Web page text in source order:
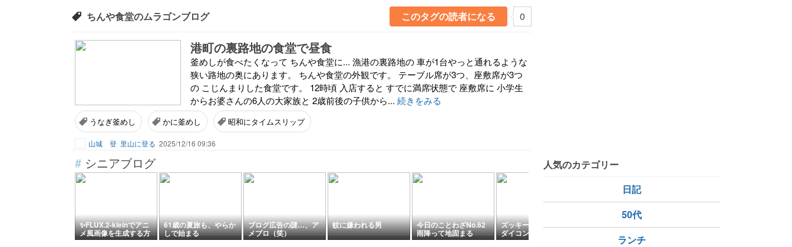
ちんや食堂のムラゴンブログ このタグの読者になる 0
港町の裏路地の食堂で昼食
釜めしが食べたくなって ちんや食堂に... 漁港の裏路地の 車が1台やっと通れるような
狭い路地の奥にあります。 ちんや食堂の外観です。 テーブル席が3つ、座敷席が3つ
の こじんまりした食堂です。 12時頃 入店すると すでに満席状態で 座敷席に 小学生
からお婆さんの6人の大家族と 2歳前後の子供から... 続きをみる
うなぎ釜めし かに釜めし 昭和にタイムスリップ
山城 登 里山に登る 2025/12/16 09:36
# シニアブログ
✨FLUX.2-kleinでアニ
メ風画像を生成する方
法
61歳の夏旅も、やらか
しで始まる
ブログ広告の謎…、ア
メブロ（笑）
蚊に嫌われる男 今日のことわざNo.62
雨降って地固まる
ズッキーニの撤収と、
ダイコン等の秋冬野菜
の土作り…
地元写真サークル…７ 「お盆飾り」はギリギ
人気のカテゴリー
日記
50代
ランチ